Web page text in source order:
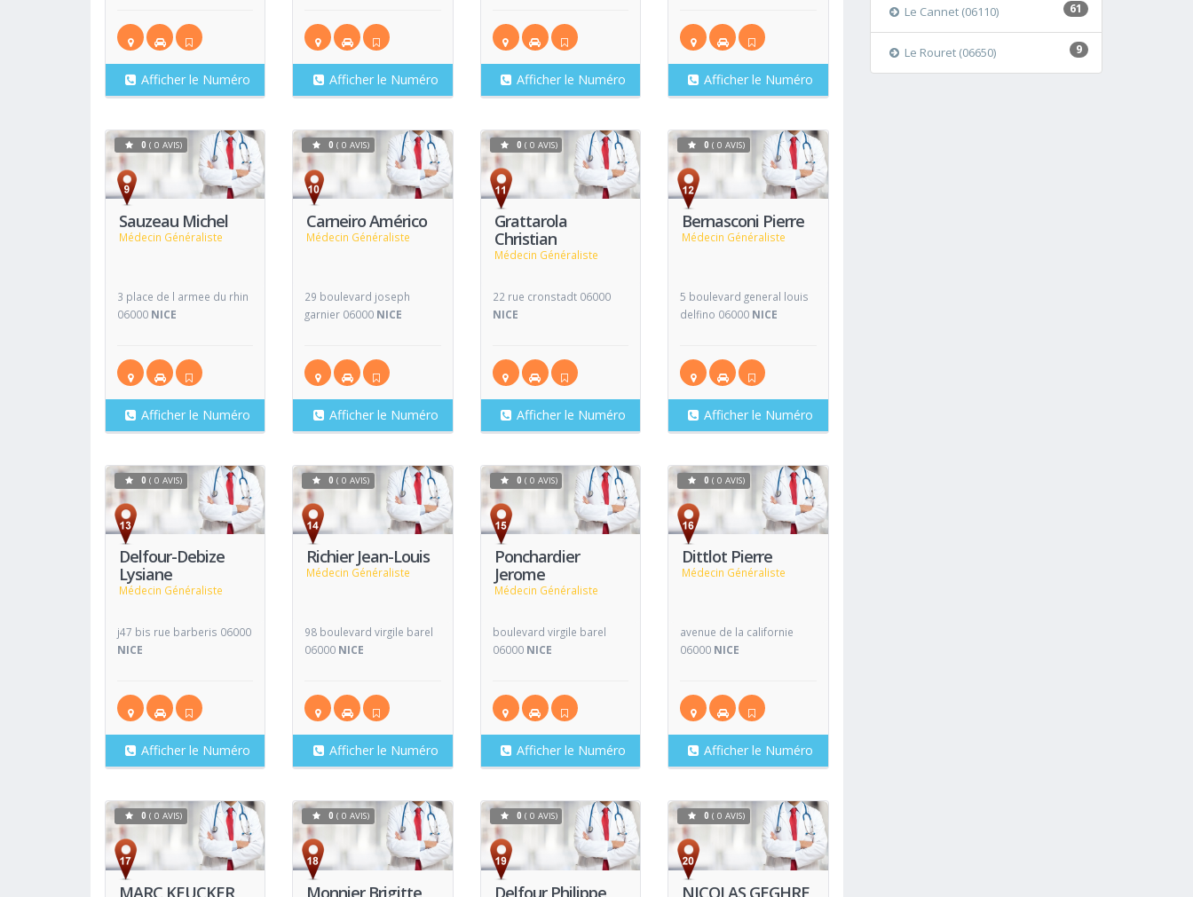
Afficher le Numéro Afficher le Numéro Afficher le Numéro Afficher le Numéro
Sauzeau Michel
Médecin Généraliste
Voir
0 ( 0 AVIS)
3 place de l armee du rhin
06000 NICE
Afficher le Numéro
Carneiro Américo
Médecin Généraliste
Voir
Fiche
0( 0 AVIS)
29 boulevard joseph
garnier 06000 NICE
Afficher le Numéro
Grattarola
Christian
Médecin Généraliste
Voir
Fiche
0 ( 0 AVIS)
22 rue cronstadt 06000
NICE
Afficher le Numéro
Bernasconi Pierre
Médecin Généraliste
Voir
Fiche
0 ( 0 AVIS)
5 boulevard general louis
delfino 06000 NICE
Afficher le Numéro
Delfour-Debize
Lysiane
Médecin Généraliste
Voir
0 ( 0 AVIS)
j47 bis rue barberis 06000
NICE
Afficher le Numéro
Richier Jean-Louis
Médecin Généraliste
Voir
Fiche
0( 0 AVIS)
98 boulevard virgile barel
06000 NICE
Afficher le Numéro
Ponchardier
Jerome
Médecin Généraliste
Voir
Fiche
0 ( 0 AVIS)
boulevard virgile barel
06000 NICE
Afficher le Numéro
Dittlot Pierre
Médecin Généraliste
Voir
Fiche
0 ( 0 AVIS)
avenue de la californie
06000 NICE
Afficher le Numéro
MARC KEUCKER
Voir
0 ( 0 AVIS)
Monnier Brigitte
Voir
Fiche
0( 0 AVIS)
Delfour Philippe
Voir
Fiche
0 ( 0 AVIS)
NICOLAS GEGHRE
Voir
Fiche
0 ( 0 AVIS)
61
Le Cannet (06110)
9
Le Rouret (06650)